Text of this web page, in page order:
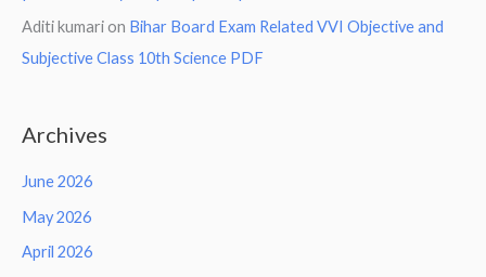
Aditi kumari on Bihar Board Exam Related VVI Objective and
Subjective Class 10th Science PDF
Archives
June 2026
May 2026
April 2026